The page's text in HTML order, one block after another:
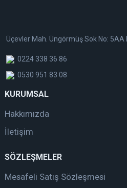
Üçevler Mah. Üngörmüş Sok No: 5AA
0224 338 36 86
0530 951 83 08
KURUMSAL
Hakkımızda
İletişim
SÖZLEŞMELER
Mesafeli Satış Sözleşmesi